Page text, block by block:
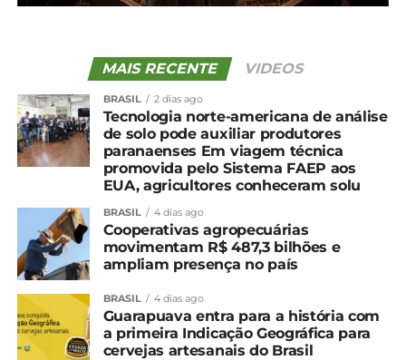
MAIS RECENTE VIDEOS
BRASIL 2 dias ago
Tecnologia norte-americana de análise
de solo pode auxiliar produtores
paranaenses Em viagem técnica
promovida pelo Sistema FAEP aos
EUA, agricultores conheceram solu
BRASIL 4 dias ago
Cooperativas agropecuárias
movimentam R$ 487,3 bilhões e
ampliam presença no país
BRASIL 4 dias ago
Guarapuava entra para a história com
a primeira Indicação Geográfica para
cervejas artesanais do Brasil